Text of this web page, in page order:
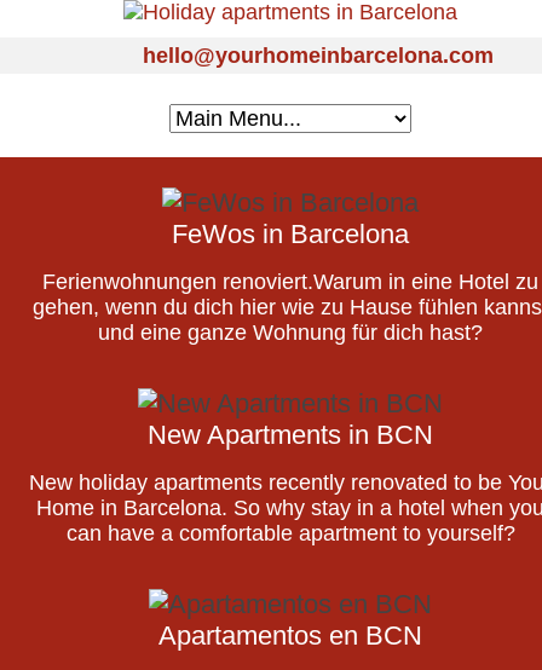
hello@yourhomeinbarcelona.com
FeWos in Barcelona
Ferienwohnungen renoviert.Warum in eine Hotel zu
gehen, wenn du dich hier wie zu Hause fühlen
und eine ganze Wohnung für dich hast?
New Apartments in BCN
New holiday apartments recently renovated to be
Home in Barcelona. So why stay in a hotel when
can have a comfortable apartment to yourself?
Apartamentos en BCN